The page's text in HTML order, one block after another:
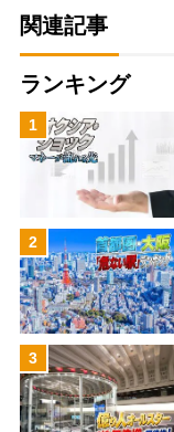
関連記事
ランキング
1
2
3